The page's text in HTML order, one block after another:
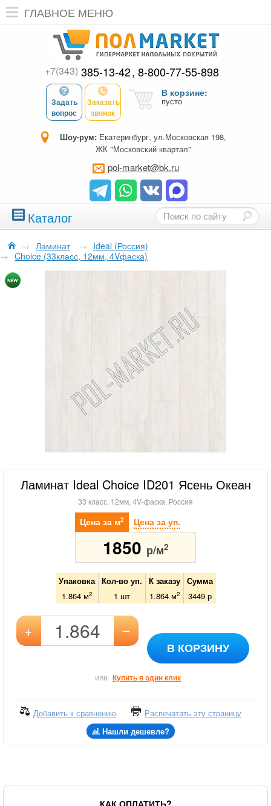
ГЛАВНОЕ МЕНЮ
+7(343) 385-13-42 8-800-77-55-898
Задать
вопрос
Заказать
звонок
В корзине:
пусто
Шоу-рум: Екатеринбург, ул.Московская 198,
ЖК "Московский квартал"
pol-market@bk.ru
Каталог
→ Ламинат → Ideal (Россия)
→ Choice (33класс, 12мм, 4Vфаска)
Ламинат Ideal Choice ID201 Ясень Океан
33 класс, 12мм, 4V-фаска, Россия
Цена за м2 Цена за уп.
1850 р/м2
Упаковка Кол-во уп. К заказу
Сумма
1.864 м2 1 шт 1.864м2 3449р
+ –
В КОРЗИНУ
или Купить в один клик
Добавить к сравнению
Распечатать эту страницу
Нашли дешевле?
КАК ОПЛАТИТЬ?